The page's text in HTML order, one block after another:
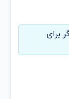
برای